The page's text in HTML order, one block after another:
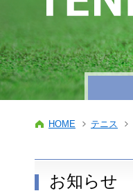
HOME テニス
お知らせ